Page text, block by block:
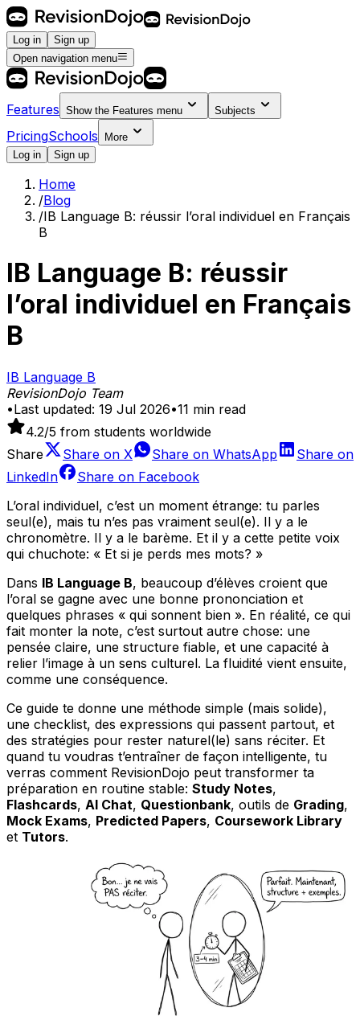
Log in
Sign up
Open navigation menu
Features Show the Features menu Subjects
PricingSchools
More
Log in
Sign up
Home
/Blog
/IB Language B: réussir l’oral individuel en Français
B
IB Language B: réussir
l’oral individuel en Français
B
IB Language B
RevisionDojo Team
•Last updated: 19 Jul 2026•11 min read
4.2/5 from students worldwide
Share
Share on X Share on WhatsApp
Share on
LinkedIn
Share on Facebook
L’oral individuel, c’est un moment étrange: tu parles
seul(e), mais tu n’es pas vraiment seul(e). Il y a le
chronomètre. Il y a le barème. Et il y a cette petite voix
qui chuchote: « Et si je perds mes mots? »
Dans IB Language B, beaucoup d’élèves croient que
l’oral se gagne avec une bonne prononciation et
quelques phrases « qui sonnent bien ». En réalité, ce qui
fait monter la note, c’est surtout autre chose: une
pensée claire, une structure fiable, et une capacité à
relier l’image à un sens culturel. La fluidité vient ensuite,
comme une conséquence.
Ce guide te donne une méthode simple (mais solide),
une checklist, des expressions qui passent partout, et
des stratégies pour rester naturel(le) sans réciter. Et
quand tu voudras t’entraîner de façon intelligente, tu
verras comment RevisionDojo peut transformer ta
préparation en routine stable: Study Notes,
Flashcards, AI Chat, Questionbank, outils de Grading,
Mock Exams, Predicted Papers, Coursework Library
et Tutors.